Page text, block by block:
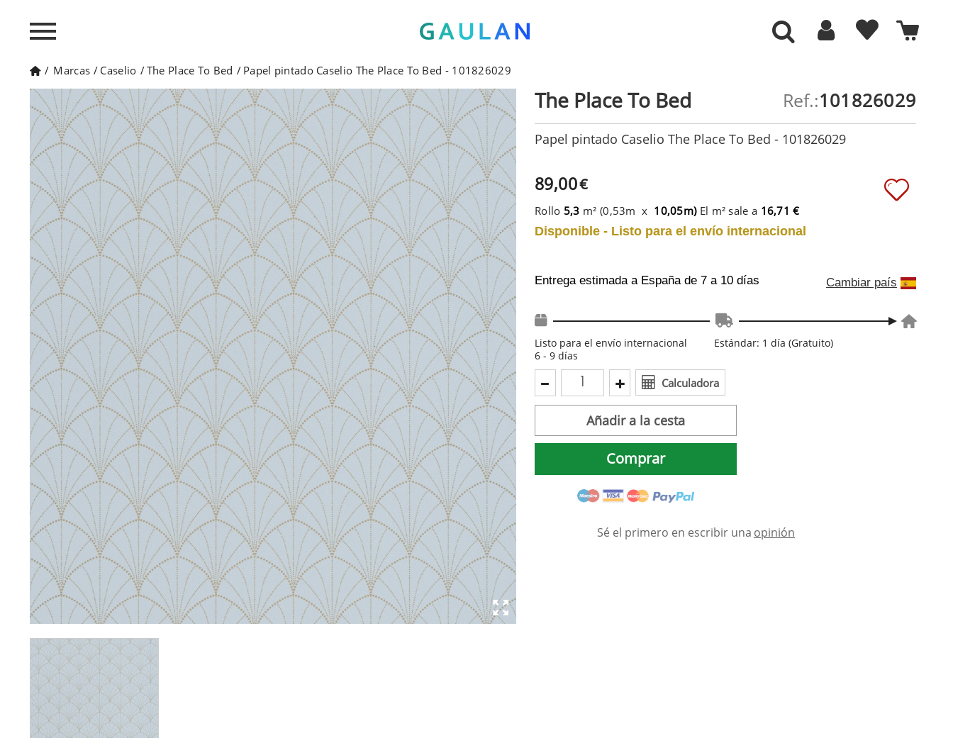
/ Marcas / Caselio /The Place To Bed / Papel pintado Caselio The Place To Bed - 101826029
The Place To Bed 101826029
Ref.:
Papel pintado Caselio The Place To Bed - 101826029
89,00€
Rollo 5,3 m² (0,53m x 10,05m) El m² sale a 16,71 €
Disponible - Listo para el envío internacional
Entrega estimada a España de 7 a 10 días Cambiar país
Listo para el envío internacional
6 - 9 días
Estándar: 1 día (Gratuito)
Calculadora
Añadir a la cesta
Comprar
Sé el primero en escribir una opinión